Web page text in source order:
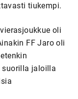
tiukempi.
oli
FF Jaro oli
suorilla jaloilla